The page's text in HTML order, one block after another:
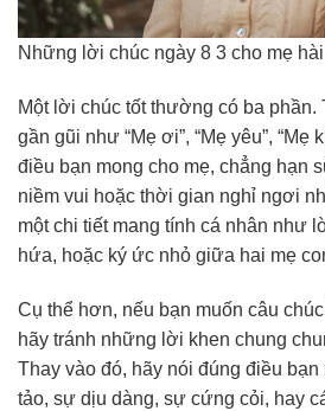
Những lời chúc ngày 8 3 cho mẹ
Một lời chúc tốt thường có ba phần.
gần gũi như “Mẹ ơi”, “Mẹ yêu”, “Mẹ
điều bạn mong cho mẹ, chẳng hạn
niềm vui hoặc thời gian nghỉ ngơi
một chi tiết mang tính cá nhân như
hứa, hoặc ký ức nhỏ giữa hai mẹ
Cụ thể hơn, nếu bạn muốn câu
hãy tránh những lời khen chung
Thay vào đó, hãy nói đúng điều
tảo, sự dịu dàng, sự cứng cỏi, hay